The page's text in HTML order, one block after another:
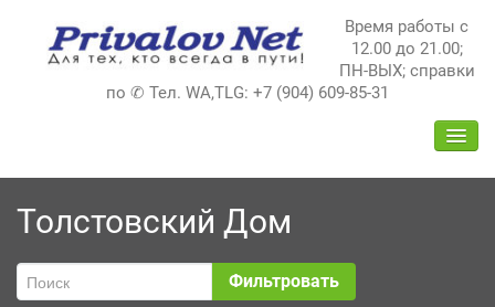
содержимому
Время работы с
12.00 до 21.00;
ПН-ВЫХ; справки
по ✆ Тел. WA,TLG: +7 (904) 609-85-31
Толстовский Дом
Фильтровать